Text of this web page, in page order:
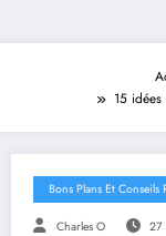
15
Bons Plans Et Conseils
Charles O 27